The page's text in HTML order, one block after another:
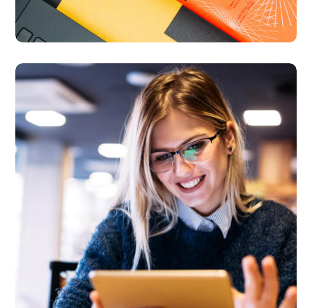
Technology
innovation
BUSINESS LANGUAGES